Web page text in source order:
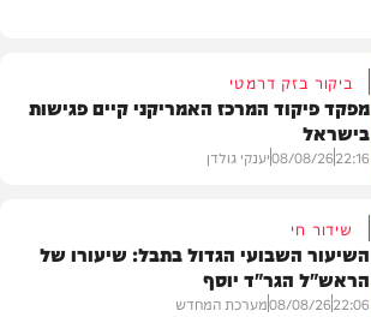
ביקור בזק דרמטי
מפקד פיקוד המרכז האמריקני קיים פגישות
בישראל
22:16
08/08/26יענקי גולדן
שידור חי
השיעור השבועי הגדול בתבל: שיעורו של
הראש"ל הגר"ד יוסף
22:06
08/08/26מערכת המחדש